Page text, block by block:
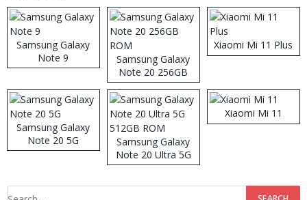
Samsung Galaxy
Note 9
Samsung Galaxy
Note 20 256GB
ROM
Xiaomi Mi 11 Plus
Samsung Galaxy
Note 20 5G
Samsung Galaxy
Note 20 Ultra 5G
512GB ROM
Xiaomi Mi 11
Search